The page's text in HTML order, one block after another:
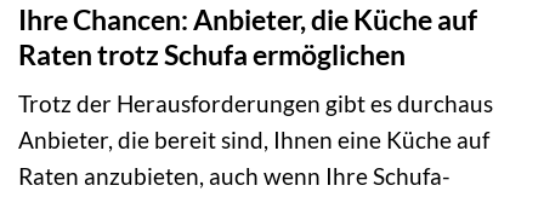
Ihre Chancen: Anbieter, die Küche auf
Raten trotz Schufa ermöglichen
Trotz der Herausforderungen gibt es durchaus
Anbieter, die bereit sind, Ihnen eine Küche auf
Raten anzubieten, auch wenn Ihre Schufa-